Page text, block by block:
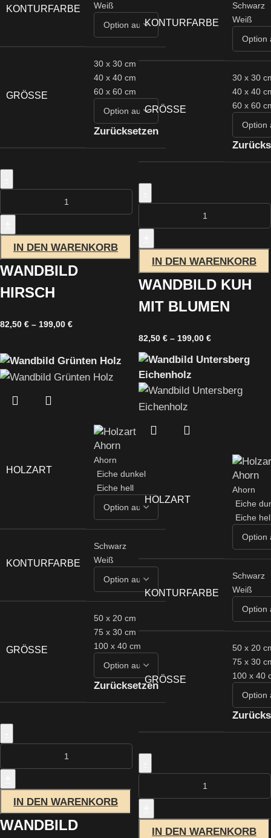
KONTURFARBE
Weiß
GRÖSSE
30 x 30 cm
40 x 40 cm
60 x 60 cm
Zurücksetzen
IN DEN WARENKORB
WANDBILD
HIRSCH
82,50 € – 199,00 €
KONTURFARBE
Schwarz
Weiß
GRÖSSE
30 x 30
40 x 40
60 x 60
IN DEN WARENKORB
WANDBILD KUH
MIT BLUMEN
82,50 € – 199,00 €
HOLZART
Ahorn
Eiche dunkel
Eiche hell
KONTURFARBE
Schwarz
Weiß
GRÖSSE
50 x 20 cm
75 x 30 cm
100 x 40 cm
Zurücksetzen
IN DEN WARENKORB
WANDBILD
HOLZART
Ahorn
Eiche
Eiche
KONTURFARBE
Schwarz
Weiß
GRÖSSE
50 x 20
75 x 30
100 x 40
IN DEN WARENKORB